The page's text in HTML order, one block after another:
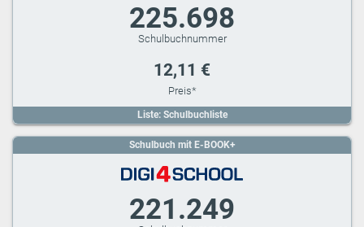
Liste: Schulbuchliste
225.698
12,11 €
Schulbuch mit E-BOOK+
221.249